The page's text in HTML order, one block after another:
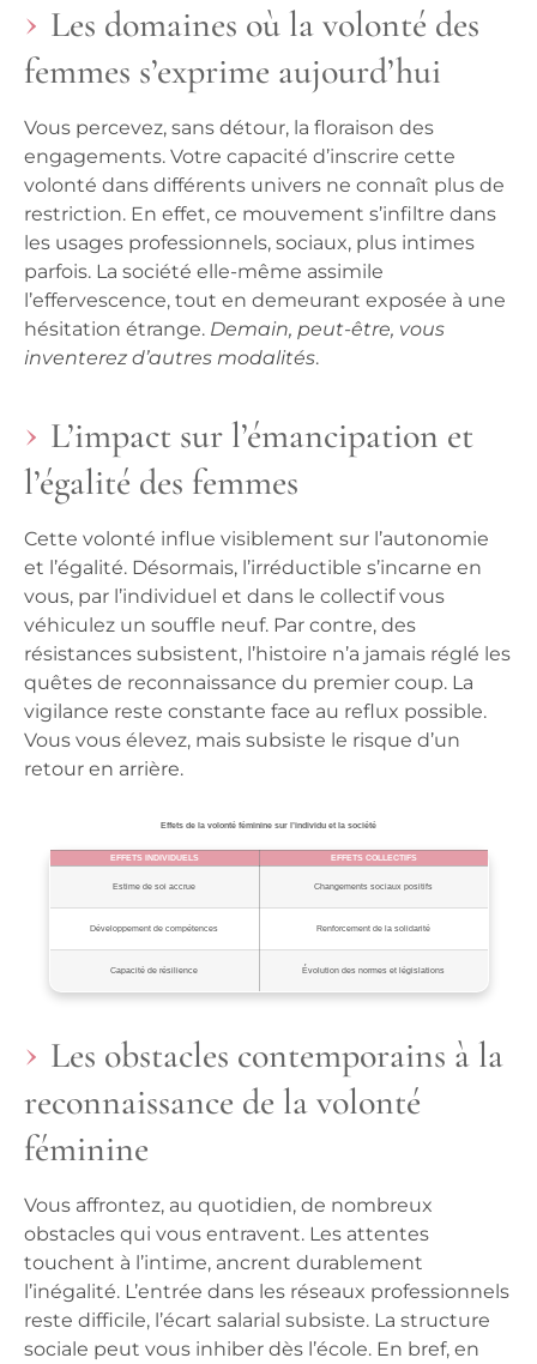
Les domaines où la volonté des
femmes s’exprime aujourd’hui
Vous percevez, sans détour, la floraison des
engagements. Votre capacité d’inscrire cette
volonté dans différents univers ne connaît plus de
restriction. En effet, ce mouvement s’infiltre dans
les usages professionnels, sociaux, plus intimes
parfois. La société elle-même assimile
l’effervescence, tout en demeurant exposée à une
hésitation étrange. Demain, peut-être, vous
inventerez d’autres modalités.
L’impact sur l’émancipation et
l’égalité des femmes
Cette volonté influe visiblement sur l’autonomie
et l’égalité. Désormais, l’irréductible s’incarne en
vous, par l’individuel et dans le collectif vous
véhiculez un souffle neuf. Par contre, des
résistances subsistent, l’histoire n’a jamais réglé les
quêtes de reconnaissance du premier coup. La
vigilance reste constante face au reflux possible.
Vous vous élevez, mais subsiste le risque d’un
retour en arrière.
Effets de la volonté féminine sur l’individu et la société
EFFETS INDIVIDUELS EFFETS COLLECTIFS
Estime de soi accrue Changements sociaux positifs
Développement de compétences Renforcement de la solidarité
Capacité de résilience Évolution des normes et législations
Les obstacles contemporains à la
reconnaissance de la volonté
féminine
Vous affrontez, au quotidien, de nombreux
obstacles qui vous entravent. Les attentes
touchent à l’intime, ancrent durablement
l’inégalité. L’entrée dans les réseaux professionnels
reste difficile, l’écart salarial subsiste. La structure
sociale peut vous inhiber dès l’école. En bref, en